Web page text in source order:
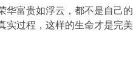
富贵如浮云，都不是自己的
实过程，这样的生命才是完美